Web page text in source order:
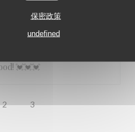
保密政策
undefined
💓💓💓
2 3